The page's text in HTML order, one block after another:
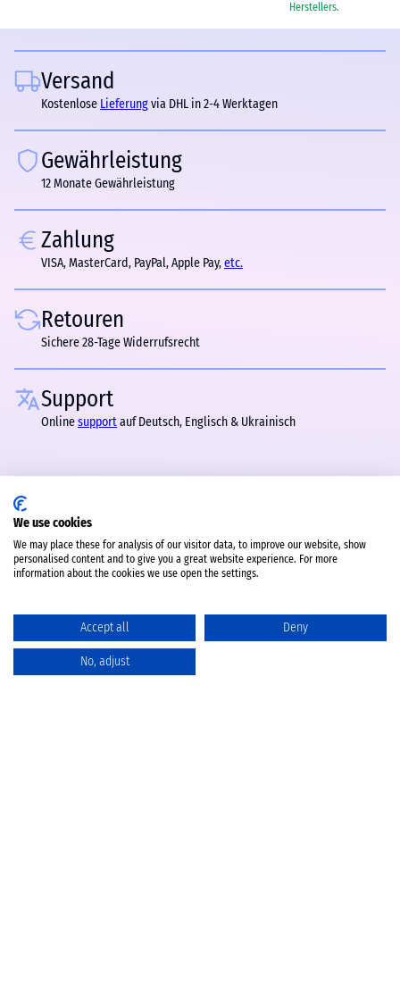
Herstellers.
Versand
Kostenlose Lieferungvia DHL in 2-4 Werktagen
Gewährleistung
12 Monate Gewährleistung
Zahlung
VISA, MasterCard, PayPal, Apple Pay,etc.
Retouren
Sichere 28-Tage Widerrufsrecht
Support
Onlinesupportauf Deutsch, Englisch & Ukrainisch
We use cookies
We may place these for analysis of our visitor data, to improve our website, show
personalised content and to give you a great website experience. For more
information about the cookies we use open the settings.
Accept all Deny
No, adjust